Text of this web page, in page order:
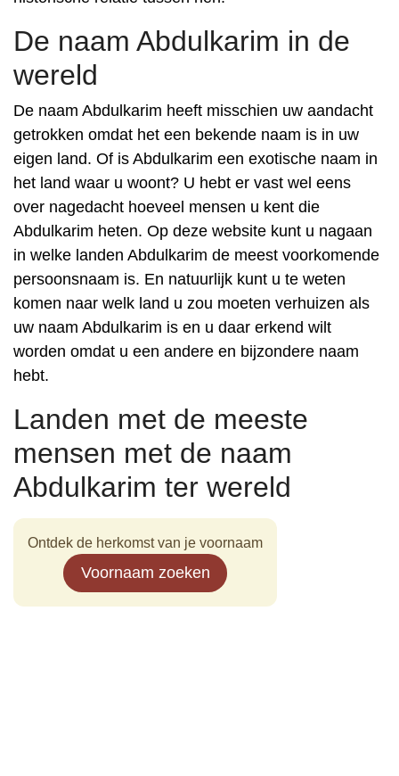
De naam Abdulkarim in de
wereld
De naam Abdulkarim heeft misschien uw aandacht
getrokken omdat het een bekende naam is in uw
eigen land. Of is Abdulkarim een exotische naam in
het land waar u woont? U hebt er vast wel eens
over nagedacht hoeveel mensen u kent die
Abdulkarim heten. Op deze website kunt u nagaan
in welke landen Abdulkarim de meest voorkomende
persoonsnaam is. En natuurlijk kunt u te weten
komen naar welk land u zou moeten verhuizen als
uw naam Abdulkarim is en u daar erkend wilt
worden omdat u een andere en bijzondere naam
hebt.
Landen met de meeste
mensen met de naam
Abdulkarim ter wereld
Ontdek de herkomst van je voornaam
Voornaam zoeken